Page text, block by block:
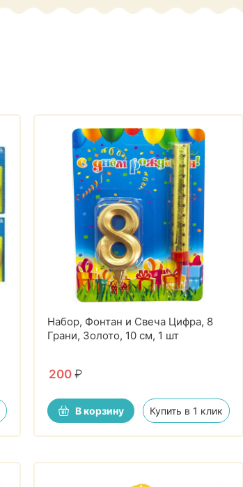
Набор, Фонтан и Свеча Цифра, 8
Грани, Золото, 10 см, 1 шт
200 ₽
В корзину Купить в 1 клик